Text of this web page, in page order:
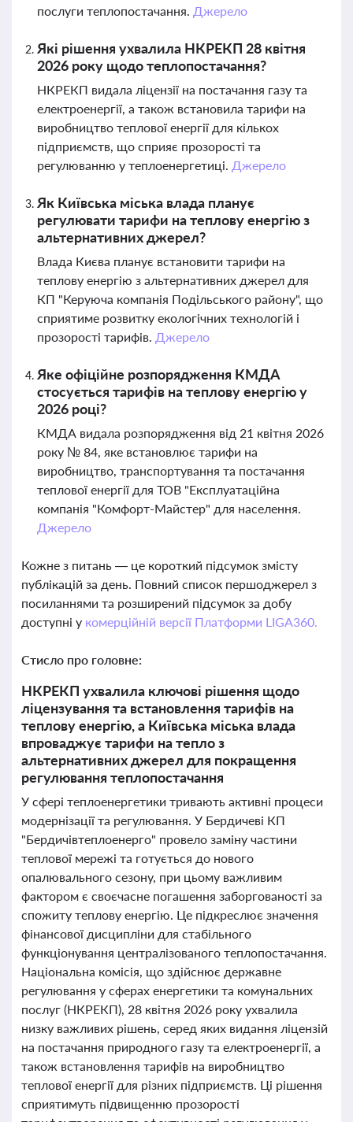
послуги теплопостачання. Джерело
Які рішення ухвалила НКРЕКП 28 квітня
2026 року щодо теплопостачання?
НКРЕКП видала ліцензії на постачання газу та
електроенергії, а також встановила тарифи на
виробництво теплової енергії для кількох
підприємств, що сприяє прозорості та
регулюванню у теплоенергетиці. Джерело
Як Київська міська влада планує
регулювати тарифи на теплову енергію з
альтернативних джерел?
Влада Києва планує встановити тарифи на
теплову енергію з альтернативних джерел для
КП "Керуюча компанія Подільського району", що
сприятиме розвитку екологічних технологій і
прозорості тарифів. Джерело
Яке офіційне розпорядження КМДА
стосується тарифів на теплову енергію у
2026 році?
КМДА видала розпорядження від 21 квітня 2026
року № 84, яке встановлює тарифи на
виробництво, транспортування та постачання
теплової енергії для ТОВ "Експлуатаційна
компанія "Комфорт-Майстер" для населення.
Джерело
Кожне з питань — це короткий підсумок змісту
публікацій за день. Повний список першоджерел з
посиланнями та розширений підсумок за добу
доступні у комерційній версії Платформи LIGA360.
Стисло про головне:
НКРЕКП ухвалила ключові рішення щодо
ліцензування та встановлення тарифів на
теплову енергію, а Київська міська влада
впроваджує тарифи на тепло з
альтернативних джерел для покращення
регулювання теплопостачання
У сфері теплоенергетики тривають активні процеси
модернізації та регулювання. У Бердичеві КП
"Бердичівтеплоенерго" провело заміну частини
теплової мережі та готується до нового
опалювального сезону, при цьому важливим
фактором є своєчасне погашення заборгованості за
спожиту теплову енергію. Це підкреслює значення
фінансової дисципліни для стабільного
функціонування централізованого теплопостачання.
Національна комісія, що здійснює державне
регулювання у сферах енергетики та комунальних
послуг (НКРЕКП), 28 квітня 2026 року ухвалила
низку важливих рішень, серед яких видання ліцензій
на постачання природного газу та електроенергії, а
також встановлення тарифів на виробництво
теплової енергії для різних підприємств. Ці рішення
сприятимуть підвищенню прозорості